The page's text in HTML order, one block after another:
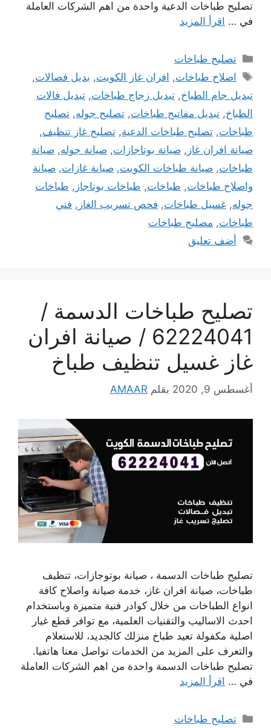
تصليح طباخات الدعية واحدة من اهم الشركات العاملة
في … اقرأ المزيد
التصنيفات
تصليح طباخات
الوسوم
اصلاح طباخات, افران غاز الكويت, بديل فصالات,
تبديل جام الطباخ, تبديل زجاج طباخات, تبديل فالات
الطباخ, تبديل مفاتيح طباخات, تصليح جوله, تصليح
طباخات, تصليح طباخات الدعية, تصليح غاز تنظيف,
صيانة افران غاز , صيانة بوتاجازات, صيانة جوله, صيانة
طباخات, صيانة طباخات الكويت, صيانة غازات, صيانة
واصلاح طباخات, طباخات, طباخات بوتاجاز , طباخات
جوله, غسيل طباخات, فحص تسريب الغاز , فني
طباخات, مصليح طباخات
أضف تعليق
تصليح طباخات الدسمة /
62224041 / صيانة افران
غاز غسيل تنظيف طباخ
أغسطس 9, 2020 بقلم AMAAR
تصليح طباخات الدسمة ، صيانة بوتوجازات، تنظيف
طباخات، صيانة افران غاز، خدمة صيانة واصلاح كافة
انواع الطباخات من خلال كوادر فنية متميزة وباستخدام
احدث الاساليب والتقنيات العلمية، مع توافر قطع غيار
اصلية مكفولة تعيد طباخ منزلك كالجديد، للاستعلام
والتعرف على المزيد من الخدمات تواصل معنا هاتفيا.
تصليح طباخات الدسمة واحدة من اهم الشركات العاملة
في … اقرأ المزيد
التصنيفات
تصليح طباخات